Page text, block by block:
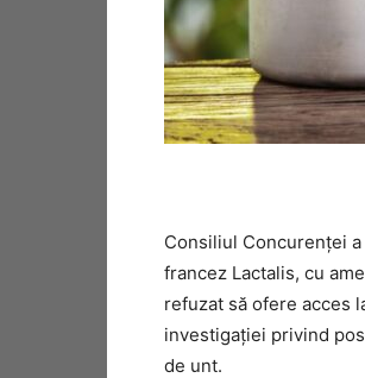
Consiliul Concurenței
francez Lactalis, cu
refuzat să ofere acces
investigației privind
de unt.